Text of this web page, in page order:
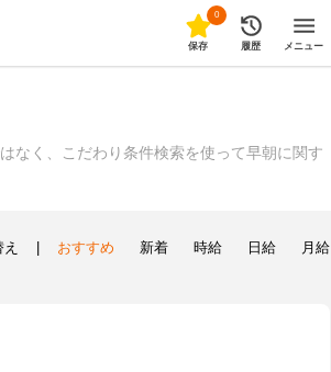
0
保存 履歴 メニュー
なく、こだわり条件検索を使って早朝に関す
おすすめ 新着 時給 日給 月給